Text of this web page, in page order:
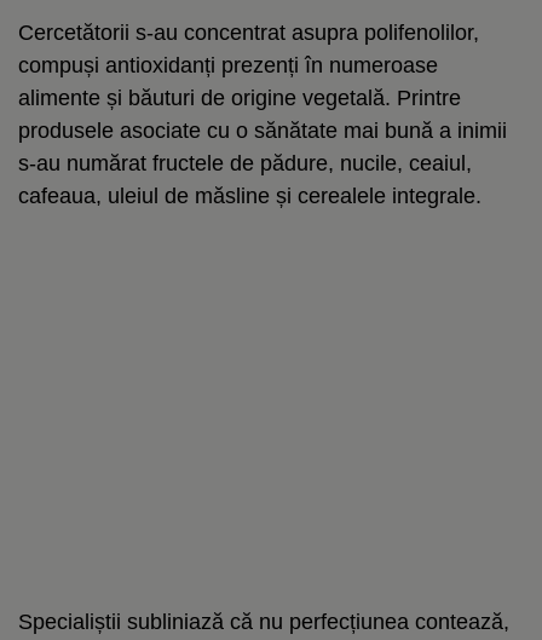
Cercetătorii s-au concentrat asupra polifenolilor,
compuși antioxidanți prezenți în numeroase
alimente și băuturi de origine vegetală. Printre
produsele asociate cu o sănătate mai bună a inimii
s-au numărat fructele de pădure, nucile, ceaiul,
cafeaua, uleiul de măsline și cerealele integrale.
Specialiștii subliniază că nu perfecțiunea contează,